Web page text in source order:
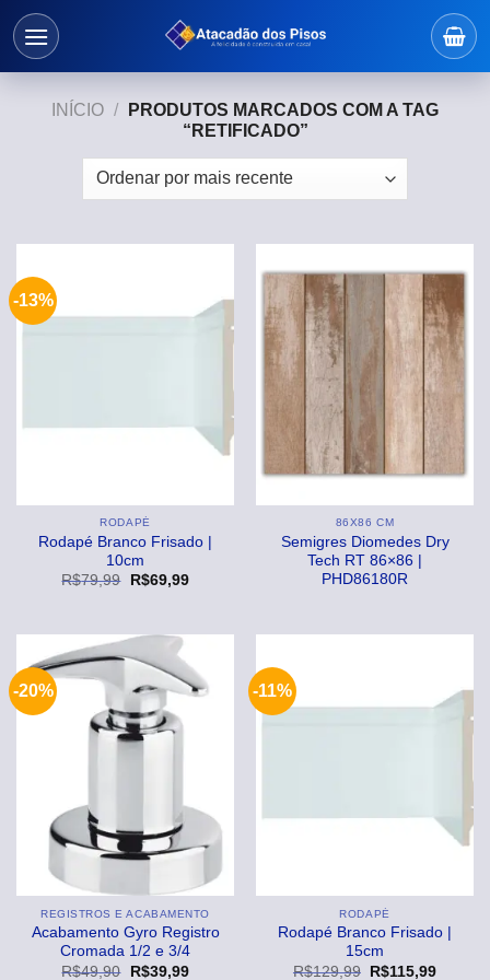
Skip
INÍCIO /
PRODUTOS MARCADOS COM A TAG
“RETIFICADO”
-13%
RODAPÉ
Rodapé Branco Frisado |
10cm
R$79,99
O
R$79,99.
R$69,99O
R$69,99.
86X86 CM
Semigres Diomedes Dry
Tech RT 86×86 |
PHD86180R
-20%
REGISTROS E ACABAMENTO
Acabamento Gyro Registro
Cromada 1/2 e 3/4
R$49,90
O
R$39,99O
-11%
RODAPÉ
Rodapé Branco Frisado |
15cm
R$129,99
O
R$115,99O